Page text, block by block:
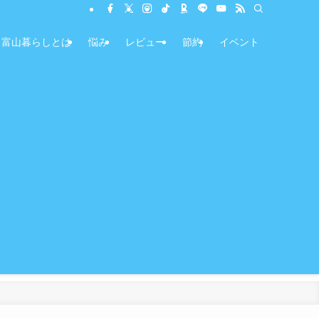
富山暮らしとは 悩み レビュー 節約 イベント